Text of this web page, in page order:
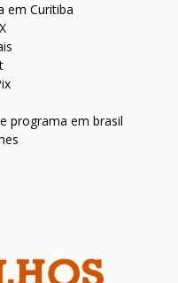
em Curitiba
programa em brasil